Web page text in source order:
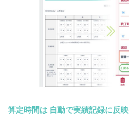
算定時間は 自動で実績記録に反映